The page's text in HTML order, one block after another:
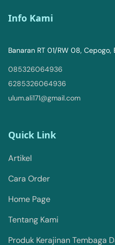
Info Kami
Banaran RT 01/RW 08,
085326064936
6285326064936
ulum.ali171@gmail.com
Quick Link
Artikel
Cara Order
Home Page
Tentang Kami
Produk Kerajinan Tembaga